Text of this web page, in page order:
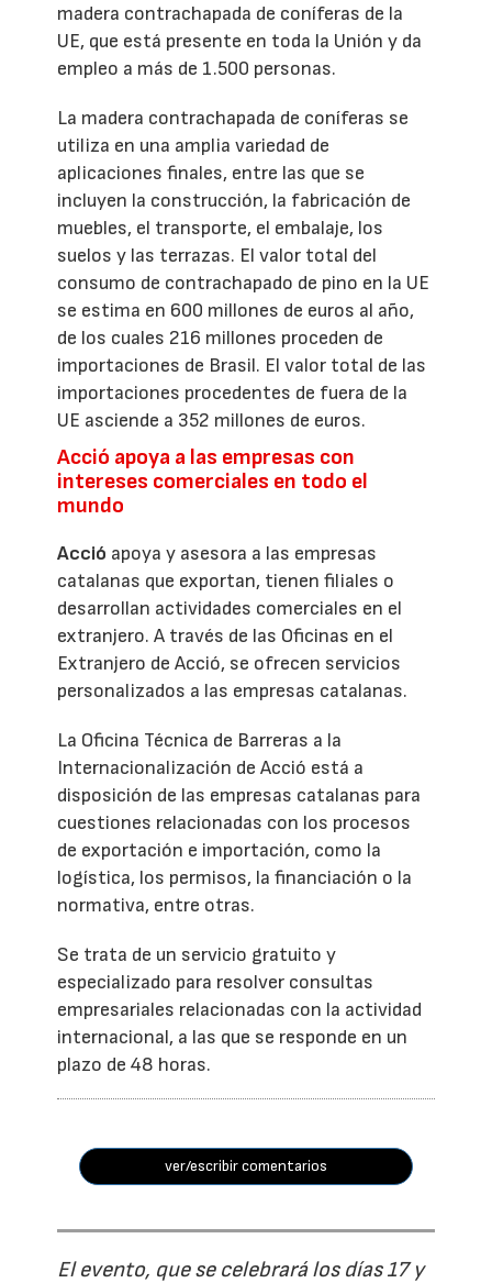
madera contrachapada de coníferas de la
UE, que está presente en toda la Unión y da
empleo a más de 1.500 personas.
La madera contrachapada de coníferas se
utiliza en una amplia variedad de
aplicaciones finales, entre las que se
incluyen la construcción, la fabricación de
muebles, el transporte, el embalaje, los
suelos y las terrazas. El valor total del
consumo de contrachapado de pino en la UE
se estima en 600 millones de euros al año,
de los cuales 216 millones proceden de
importaciones de Brasil. El valor total de las
importaciones procedentes de fuera de la
UE asciende a 352 millones de euros.
Acció apoya a las empresas con
intereses comerciales en todo el
mundo
Acció apoya y asesora a las empresas
catalanas que exportan, tienen filiales o
desarrollan actividades comerciales en el
extranjero. A través de las Oficinas en el
Extranjero de Acció, se ofrecen servicios
personalizados a las empresas catalanas.
La Oficina Técnica de Barreras a la
Internacionalización de Acció está a
disposición de las empresas catalanas para
cuestiones relacionadas con los procesos
de exportación e importación, como la
logística, los permisos, la financiación o la
normativa, entre otras.
Se trata de un servicio gratuito y
especializado para resolver consultas
empresariales relacionadas con la actividad
internacional, a las que se responde en un
plazo de 48 horas.
ver/escribir comentarios
El evento, que se celebrará los días 17 y